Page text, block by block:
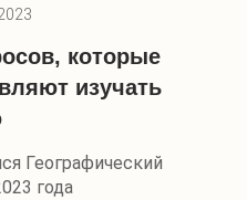
которые
изучать
Географический
года